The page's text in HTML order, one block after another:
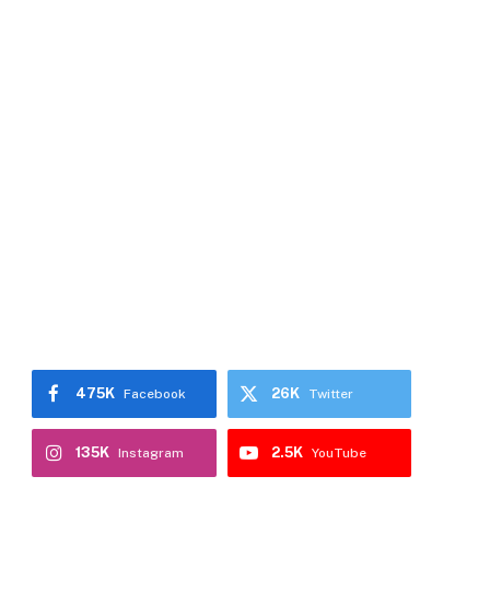
Facebook
475K Twitter
26K
Instagram
135K YouTube
2.5K